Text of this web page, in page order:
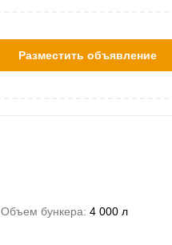
Разместить объявление
Объем бункера 4 000 л